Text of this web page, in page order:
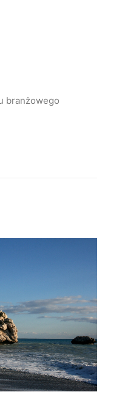
branżowego